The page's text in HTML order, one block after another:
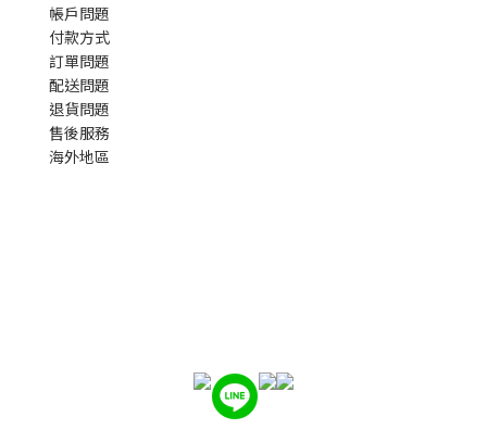
帳戶問題
付款方式
訂單問題
配送問題
退貨問題
售後服務
海外地區